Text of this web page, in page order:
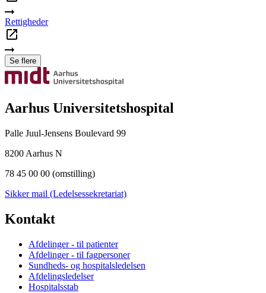
Rettigheder
Se flere
Aarhus Universitetshospital
Palle Juul-Jensens Boulevard 99
8200 Aarhus N
78 45 00 00 (omstilling)
Sikker mail (Ledelsessekretariat)
Kontakt
Afdelinger - til patienter
Afdelinger - til fagpersoner
Sundheds- og hospitalsledelsen
Afdelingsledelser
Hospitalsstab